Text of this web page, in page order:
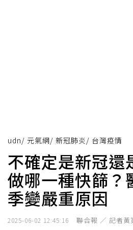
udn/ 元氣網/ 新冠肺炎 / 台灣疫情
不確定是新冠還
做哪一種快篩？
季變嚴重原因
2025-06-02 12:45:16 聯合報 ／ 記者黃